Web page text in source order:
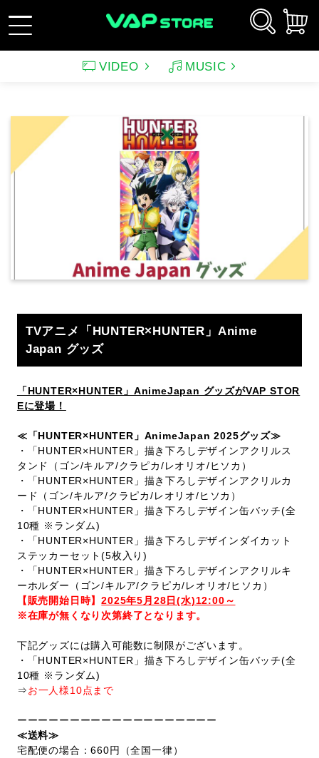
新規会員登録 ログイン
VIDEO MUSIC
サウンドトラック（テレ
ビ）
アニメーション（CD）
アンパンマン音楽商品
その他
韓国ドラマ アニメーション
ルパン三世
イメージ
スポーツ・格闘技
特集
TVアニメ「HUNTER×HUNTER」Anime
Japan グッズ
「HUNTER×HUNTER」AnimeJapan グッズがVAP STOR
Eに登場！
≪「HUNTER×HUNTER」AnimeJapan 2025グッズ≫
・「HUNTER×HUNTER」描き下ろしデザインアクリルス
タンド（ゴン/キルア/クラピカ/レオリオ/ヒソカ）
・「HUNTER×HUNTER」描き下ろしデザインアクリルカ
ード（ゴン/キルア/クラピカ/レオリオ/ヒソカ）
・「HUNTER×HUNTER」描き下ろしデザイン缶バッチ(全
10種 ※ランダム)
・「HUNTER×HUNTER」描き下ろしデザインダイカット
ステッカーセット(5枚入り)
・「HUNTER×HUNTER」描き下ろしデザインアクリルキ
ーホルダー（ゴン/キルア/クラピカ/レオリオ/ヒソカ）
【販売開始日時】2025年5月28日(水)12:00～
※在庫が無くなり次第終了となります。
下記グッズには購入可能数に制限がございます。
・「HUNTER×HUNTER」描き下ろしデザイン缶バッチ(全
10種 ※ランダム)
⇒お一人様10点まで
ーーーーーーーーーーーーーーーーーーー
≪送料≫
宅配便の場合：660円（全国一律）